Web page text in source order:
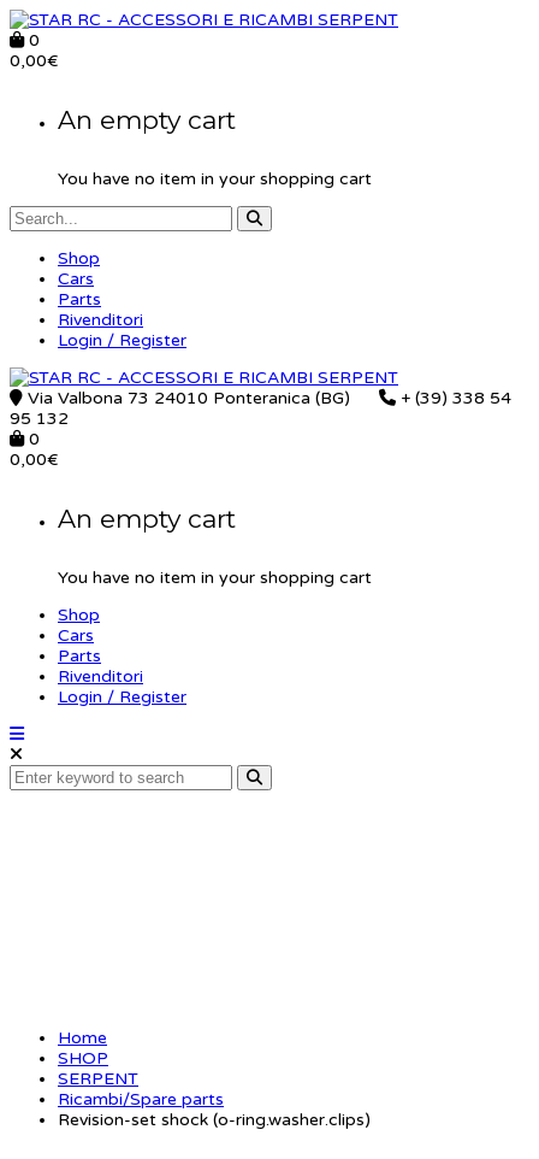
0
0,00€
An empty cart
You have no item in your shopping cart
Shop
Cars
Parts
Rivenditori
Login / Register
Via Valbona 73 24010 Ponteranica (BG)
+ (39) 338 54
95 132
0
0,00€
An empty cart
You have no item in your shopping cart
Shop
Cars
Parts
Rivenditori
Login / Register
Home
SHOP
SERPENT
Ricambi/Spare parts
Revision-set shock (o-ring.washer.clips)